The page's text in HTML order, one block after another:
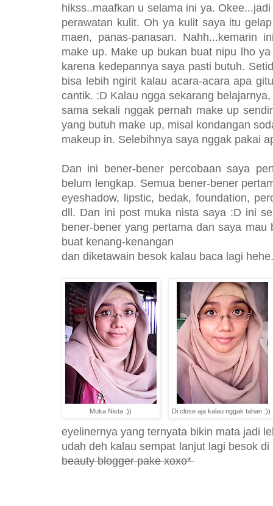
hikss..maafkan u selama ini ya.
perawatan kulit. Oh ya kulit saya itu
maen, panas-panasan. Nahh...kemarin
make up. Make up bukan buat nipu lho
karena kedepannya saya pasti butuh.
bisa lebih ngirit kalau acara-acara apa
cantik. :D Kalau ngga sekarang
sama sekali nggak pernah make up
yang butuh make up, misal kondangan
makeup in. Selebihnya saya nggak pakai
Dan ini bener-bener percobaan saya
belum lengkap. Semua bener-bener
eyeshadow, lipstic, bedak, foundation,
dll. Dan ini post muka nista saya :D ini
bener-bener yang pertama dan saya mau
buat kenang-kenangan
dan diketawain besok kalau baca lagi hehe.
Muka Nista :)) Di close aja kalau nggak tahan :))
eyelinernya yang ternyata bikin mata jadi
udah deh kalau sempat lanjut lagi besok
beauty blogger pake xoxo*